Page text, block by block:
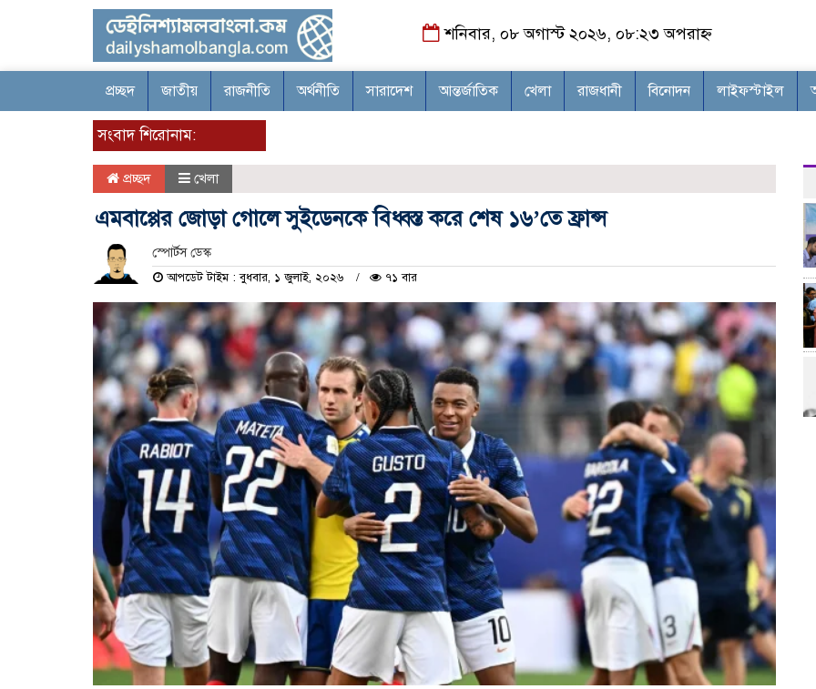
শনিবার, ০৮ অগাস্ট ২০২৬, ০৮:২৩ অপরাহ্ন
প্রচ্ছদ জাতীয় রাজনীতি অর্থনীতি সারাদেশ আন্তর্জাতিক খেলা রাজধানী বিনোদন লাইফস্টাইল
সংবাদ শিরোনাম:
প্রচ্ছদ খেলা
এমবাপ্পের জোড়া গোলে সুইডেনকে বিধ্বস্ত করে শেষ ১৬’তে ফ্রান্স
স্পোর্টস ডেস্ক
আপডেট টাইম : বুধবার, ১ জুলাই, ২০২৬ ৭১ বার